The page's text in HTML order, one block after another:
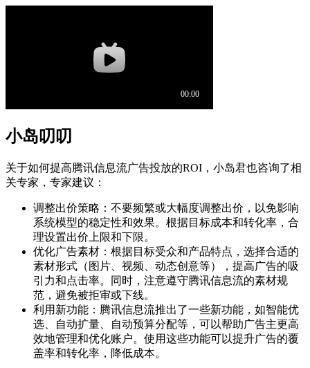
小岛叨叨
关于如何提高腾讯信息流广告投放的ROI，小岛君也咨询了相
关专家，专家建议：
调整出价策略：不要频繁或大幅度调整出价，以免影响
系统模型的稳定性和效果。根据目标成本和转化率，合
理设置出价上限和下限。
优化广告素材：根据目标受众和产品特点，选择合适的
素材形式（图片、视频、动态创意等），提高广告的吸
引力和点击率。同时，注意遵守腾讯信息流的素材规
范，避免被拒审或下线。
利用新功能：腾讯信息流推出了一些新功能，如智能优
选、自动扩量、自动预算分配等，可以帮助广告主更高
效地管理和优化账户。使用这些功能可以提升广告的覆
盖率和转化率，降低成本。